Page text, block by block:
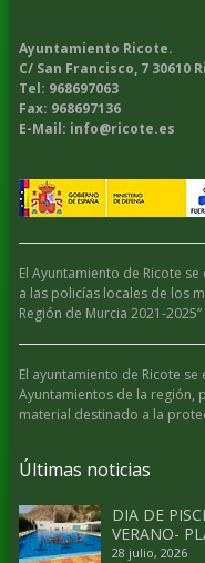
Ayuntamiento Ricote.
C/ San Francisco, 7 30610
Tel: 968697063
Fax: 968697136
E-Mail: info@ricote.es
El Ayuntamiento de Ricote
a las policías locales de los
Región de Murcia 2021-2025”
El ayuntamiento de Ricote
Ayuntamientos de la región,
material destinado a la
Últimas noticias
DIA DE
VERANO-
28 julio, 2026